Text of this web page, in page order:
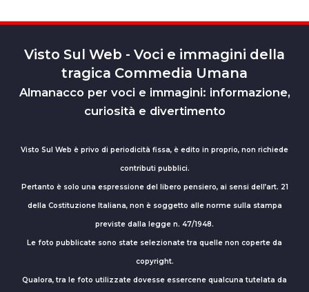
Visto Sul Web - Voci e immagini della
tragica Commedia Umana
Almanacco per voci e immagini: informazione,
curiosità e divertimento
Visto Sul Web è privo di periodicità fissa, è edito in proprio, non richiede
contributi pubblici.
Pertanto è solo una espressione del libero pensiero, ai sensi dell’art. 21
della Costituzione Italiana, non è soggetto alle norme sulla stampa
previste dalla legge n. 47/1948.
Le foto pubblicate sono state selezionate tra quelle non coperte da
copyright.
Qualora, tra le foto utilizzate dovesse essercene qualcuna tutelata da